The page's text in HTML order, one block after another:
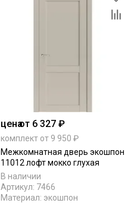
ценаот 6 327 ₽
комплект от 9 950 ₽
Межкомнатная дверь экошпон
11012 лофт мокко глухая
В наличии
Артикул: 7466
Материал: экошпон